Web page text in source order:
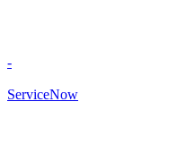
-
ServiceNow